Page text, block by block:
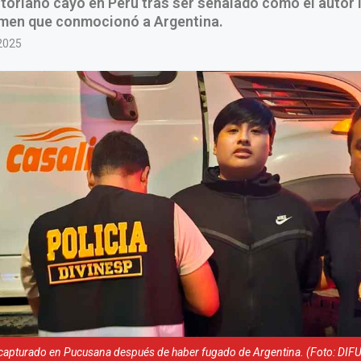
que conmocionó a Argentina.
en Pucusana después de haber fugado de Argentina. (Foto: